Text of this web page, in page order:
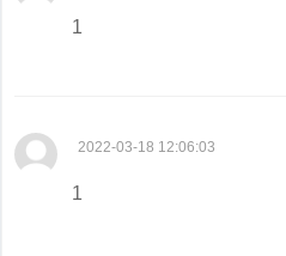
1
2022-03-18 12:06:03
1